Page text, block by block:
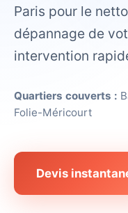
Paris pour le
dépannage de
intervention
Quartiers couverts :
Folie-Méricourt
Devis